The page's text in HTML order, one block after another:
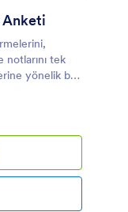
Anketi
tek
yönelik bu
toplama